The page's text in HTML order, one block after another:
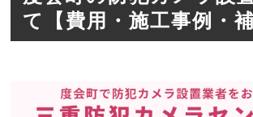
て【費用・施工事例・補